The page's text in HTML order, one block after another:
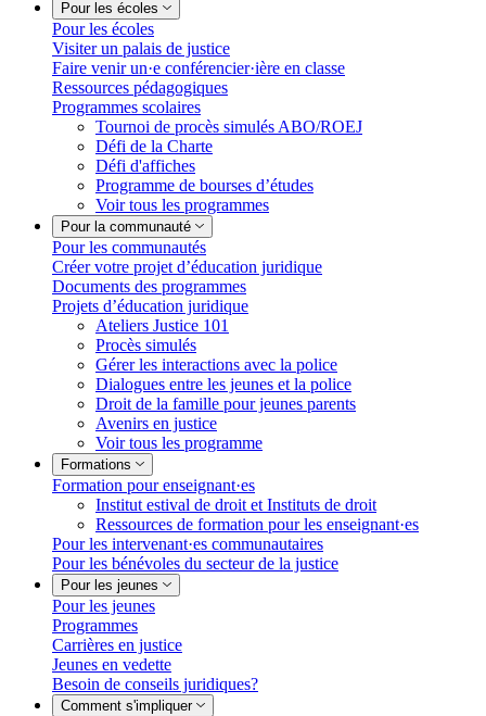
Pour les écoles
Pour les écoles
Visiter un palais de justice
Faire venir un·e conférencier·ière en classe
Ressources pédagogiques
Programmes scolaires
Tournoi de procès simulés ABO/ROEJ
Défi de la Charte
Défi d'affiches
Programme de bourses d’études
Voir tous les programmes
Pour la communauté
Pour les communautés
Créer votre projet d’éducation juridique
Documents des programmes
Projets d’éducation juridique
Ateliers Justice 101
Procès simulés
Gérer les interactions avec la police
Dialogues entre les jeunes et la police
Droit de la famille pour jeunes parents
Avenirs en justice
Voir tous les programme
Formations
Formation pour enseignant·es
Institut estival de droit et Instituts de droit
Ressources de formation pour les enseignant·es
Pour les intervenant·es communautaires
Pour les bénévoles du secteur de la justice
Pour les jeunes
Pour les jeunes
Programmes
Carrières en justice
Jeunes en vedette
Besoin de conseils juridiques?
Comment s'impliquer